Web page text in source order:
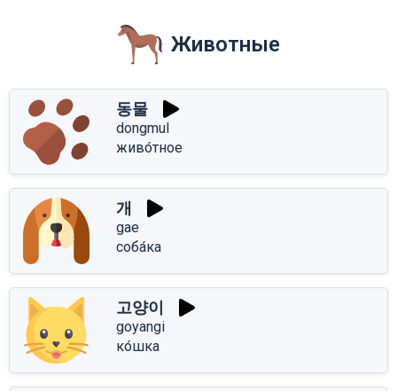
Животные
동물
dongmul
живо́тное
개
gae
соба́ка
고양이
goyangi
ко́шка